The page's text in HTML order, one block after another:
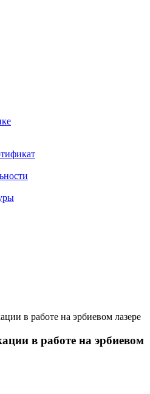
в работе на эрбиевом лазере
в работе на эрбиевом